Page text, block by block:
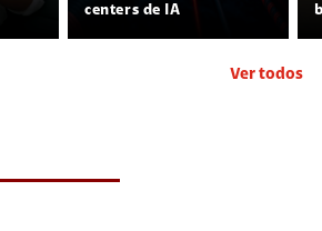
centers de IA
Ver todos